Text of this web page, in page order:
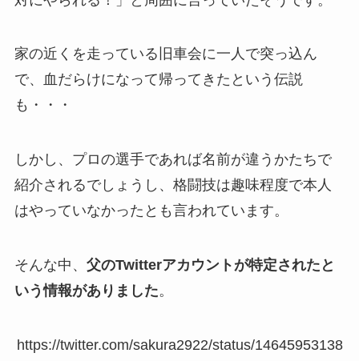
家の近くを走っている旧車会に一人で突っ込ん
で、血だらけになって帰ってきたという伝説
も・・・
しかし、プロの選手であれば名前が違うかたちで
紹介されるでしょうし、格闘技は趣味程度で本人
はやっていなかったとも言われています。
そんな中、 父のTwitterアカウントが特定されたと
いう情報がありました。
https://twitter.com/sakura2922/status/14645953138